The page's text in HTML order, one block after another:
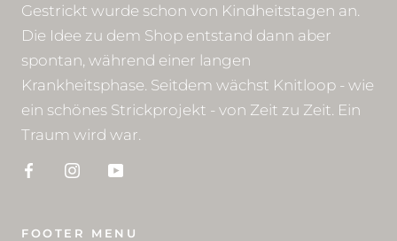
Gestrickt wurde schon von Kindheitstagen an.
Die Idee zu dem Shop entstand dann aber
spontan, während einer langen
Krankheitsphase. Seitdem wächst Knitloop - wie
ein schönes Strickprojekt - von Zeit zu Zeit. Ein
Traum wird war.
FOOTER MENU